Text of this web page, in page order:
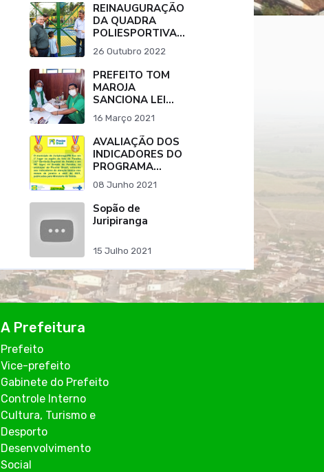
REINAUGURAÇÃO
DA QUADRA
POLIESPORTIVA
DA ESCOLA
SALVINO JOÃO
PEREIRA
26 Outubro 2022
PREFEITO TOM
MAROJA
SANCIONA LEI
QUE RATIFICA
PROTOCOLO DE
INTENÇÕES PARA
COMPRA DE
VACINA CONTRA
O COVID-19.
16 Março 2021
AVALIAÇÃO DOS
INDICADORES DO
PROGRAMA
PREVINE BRASIL
DO MUNICÍPIO DE
JURIPIRANGA-PB
08 Junho 2021
Sopão de
Juripiranga
15 Julho 2021
A Prefeitura
Prefeito
Vice-prefeito
Gabinete do Prefeito
Controle Interno
Cultura, Turismo e
Desporto
Desenvolvimento
Social